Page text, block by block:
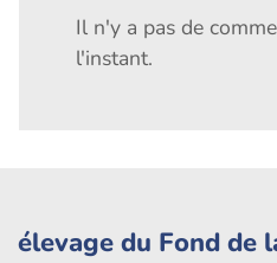
Il n'y a pas de
l'instant.
élevage du Fond de